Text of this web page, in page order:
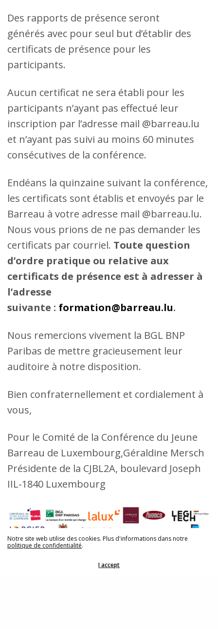
Des rapports de présence seront
générés avec pour seul but d’établir des
certificats de présence pour les
participants.
Aucun certificat ne sera établi pour les
participants n’ayant pas effectué leur
inscription par l’adresse mail @barreau.lu
et n’ayant pas suivi au moins 60 minutes
consécutives de la conférence.
Endéans la quinzaine suivant la conférence,
les certificats sont établis et envoyés par le
Barreau à votre adresse mail @barreau.lu.
Nous vous prions de ne pas demander les
certificats par courriel. Toute question
d’ordre pratique ou relative aux
certificats de présence est à adresser à
l’adresse
suivante : formation@barreau.lu.
Nous remercions vivement la BGL BNP
Paribas de mettre gracieusement leur
auditoire à notre disposition.
Bien confraternellement et cordialement à
vous,​
Pour le Comité de la Conférence du Jeune
Barreau de Luxembourg,Géraldine Mersch
Présidente de la CJBL2A, boulevard Joseph
IIL-1840 Luxembourg
Share
Notre site web utilise des cookies. Plus d'informations dans notre
politique de confidentialité.
I accept